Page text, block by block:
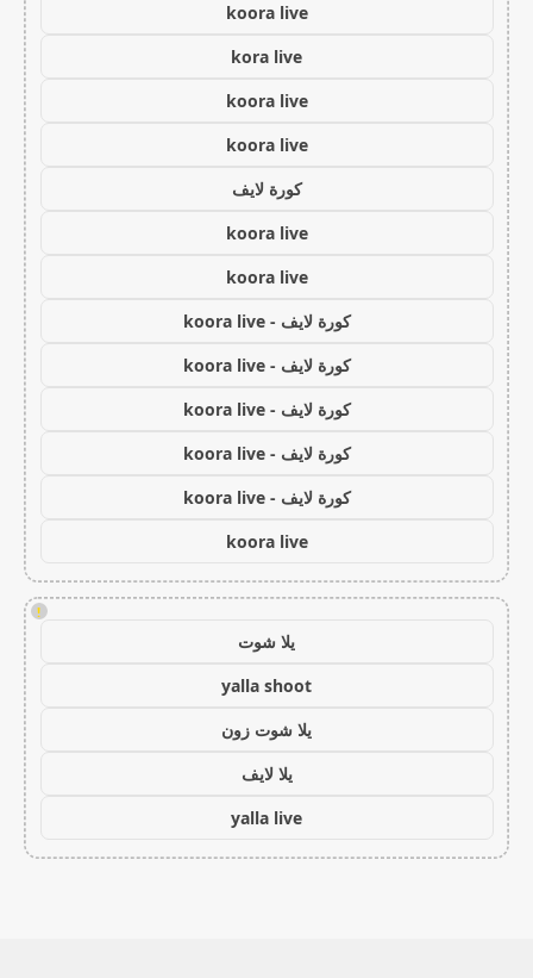
koora live
kora live
koora live
koora live
كورة لايف
koora live
koora live
كورة لايف - koora live
كورة لايف - koora live
كورة لايف - koora live
كورة لايف - koora live
كورة لايف - koora live
koora live
!
يلا شوت
yalla shoot
يلا شوت زون
يلا لايف
yalla live